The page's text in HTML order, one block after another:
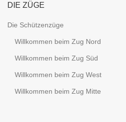
DIE ZÜGE
Die Schützenzüge
Willkommen beim Zug Nord
Willkommen beim Zug Süd
Willkommen beim Zug West
Willkommen beim Zug Mitte